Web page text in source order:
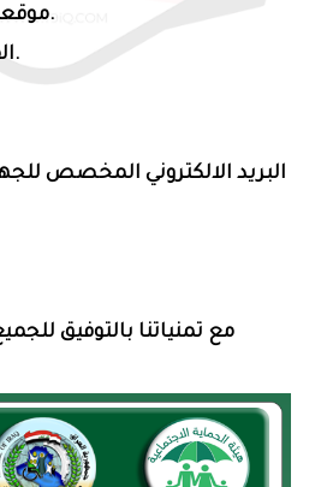
.
.
البريد الالكتروني المخصص لل
مع تمنياتنا بالتوفيق